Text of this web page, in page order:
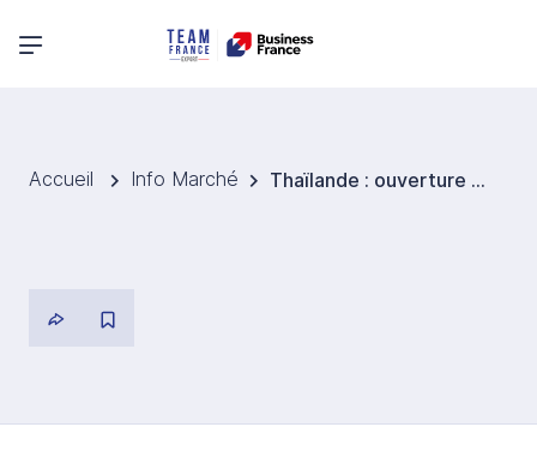
Menu principal
Accueil Info Marché Thaïlande : ouverture du marché de l’alcool grâce à la fin du système d’agent exclusif